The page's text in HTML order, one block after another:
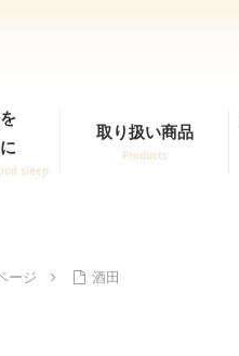
sleep
取り扱い商品
Products
ージ 酒田